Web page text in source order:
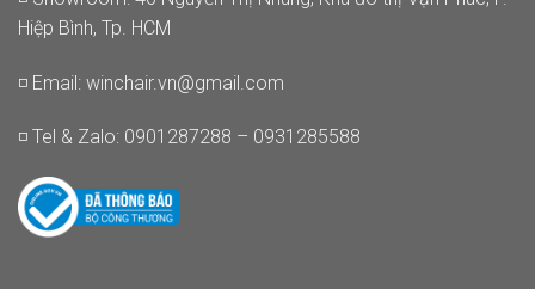
Hiệp Bình, Tp. HCM
◽ Email: winchair.vn@gmail.com
◽ Tel & Zalo: 0901287288 – 0931285588